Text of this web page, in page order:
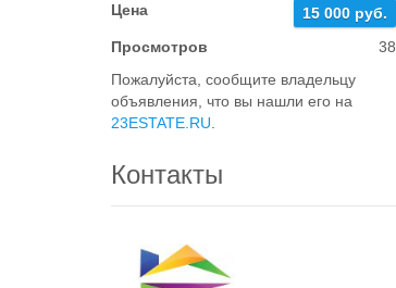
Цена
15 000 руб.
Просмотров
38
Пожалуйста, сообщите владельцу
объявления, что вы нашли его на
23ESTATE.RU
Контакты